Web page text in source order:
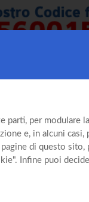
per modulare
e, in alcuni
di questo sito,
Infine puoi